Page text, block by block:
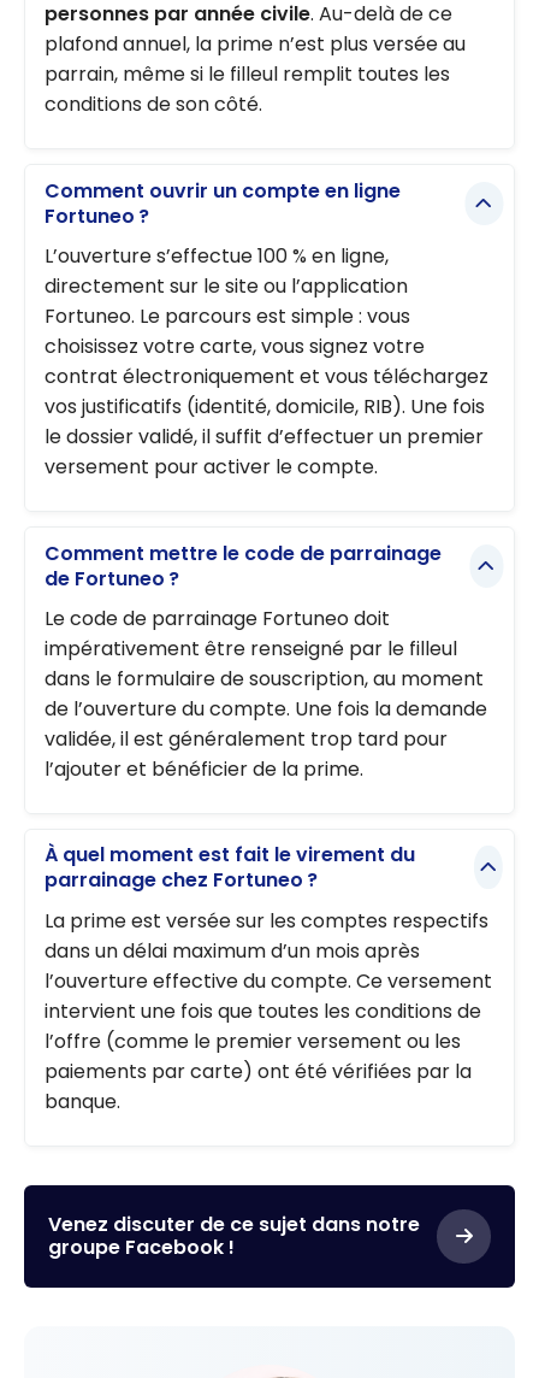
personnes par année civile. Au-delà de ce
plafond annuel, la prime n’est plus versée au
parrain, même si le filleul remplit toutes les
conditions de son côté.
Comment ouvrir un compte en ligne
Fortuneo ?
L’ouverture s’effectue 100 % en ligne,
directement sur le site ou l’application
Fortuneo. Le parcours est simple : vous
choisissez votre carte, vous signez votre
contrat électroniquement et vous téléchargez
vos justificatifs (identité, domicile, RIB). Une fois
le dossier validé, il suffit d’effectuer un premier
versement pour activer le compte.
Comment mettre le code de parrainage
de Fortuneo ?
Le code de parrainage Fortuneo doit
impérativement être renseigné par le filleul
dans le formulaire de souscription, au moment
de l’ouverture du compte. Une fois la demande
validée, il est généralement trop tard pour
l’ajouter et bénéficier de la prime.
À quel moment est fait le virement du
parrainage chez Fortuneo ?
La prime est versée sur les comptes respectifs
dans un délai maximum d’un mois après
l’ouverture effective du compte. Ce versement
intervient une fois que toutes les conditions de
l’offre (comme le premier versement ou les
paiements par carte) ont été vérifiées par la
banque.
Venez discuter de ce sujet dans notre
groupe Facebook !